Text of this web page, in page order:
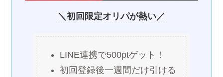
＼初回限定オリパが熱い／
LINE連携で500ptゲット！
初回登録後一週間だけ引ける